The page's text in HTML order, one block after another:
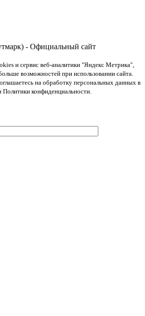
- Официальный сайт
и сервис веб-аналитики "Яндекс Метрика",
возможностей при использовании сайта.
на обработку персональных данных в
Политики конфиденциальности.